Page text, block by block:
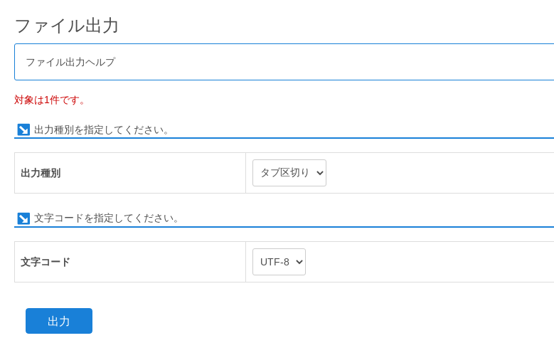
ファイル出力
ファイル出力ヘルプ
対象は1件です。
出力種別を指定してください。
出力種別
文字コードを指定してください。
文字コード